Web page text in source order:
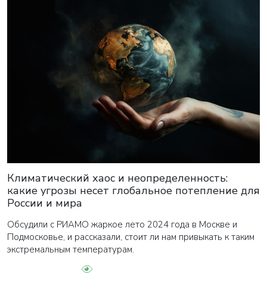
Климатический хаос и неопределенность:
какие угрозы несет глобальное потепление для
России и мира
Обсудили с РИАМО жаркое лето 2024 года в Москве и
Подмосковье, и рассказали, стоит ли нам привыкать к таким
экстремальным температурам.